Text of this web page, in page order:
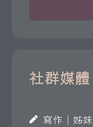
社群媒體
寫作｜姊